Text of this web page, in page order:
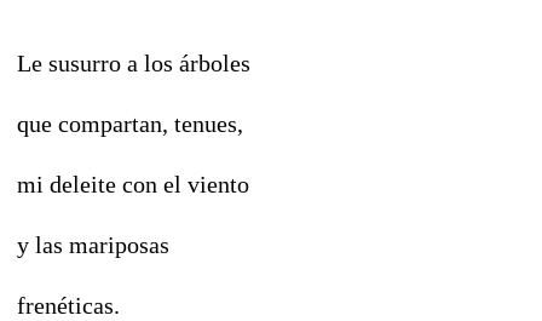
Le susurro a los árboles
que compartan, tenues,
mi deleite con el viento
y las mariposas
frenéticas.